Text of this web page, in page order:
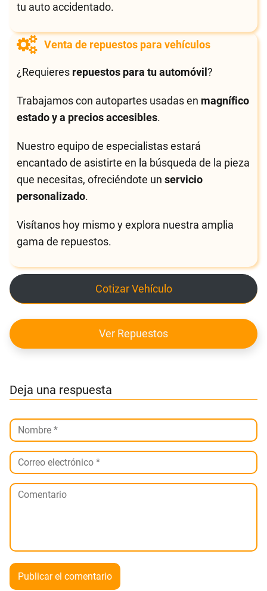
tu auto accidentado.
Venta de repuestos para vehículos
¿Requieres repuestos para tu automóvil?
Trabajamos con autopartes usadas en magnífico
estado y a precios accesibles.
Nuestro equipo de especialistas estará
encantado de asistirte en la búsqueda de la pieza
que necesitas, ofreciéndote unservicio
personalizado.
Visítanos hoy mismo y explora nuestra amplia
gama de repuestos.
Cotizar Vehículo
Ver Repuestos
Deja una respuesta